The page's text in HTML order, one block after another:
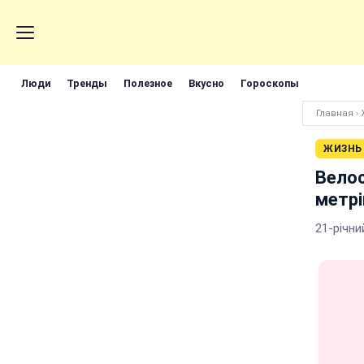
Люди Тренды Полезное Вкусно Гороскопы
Главная ›
ЖИЗНЬ
21-